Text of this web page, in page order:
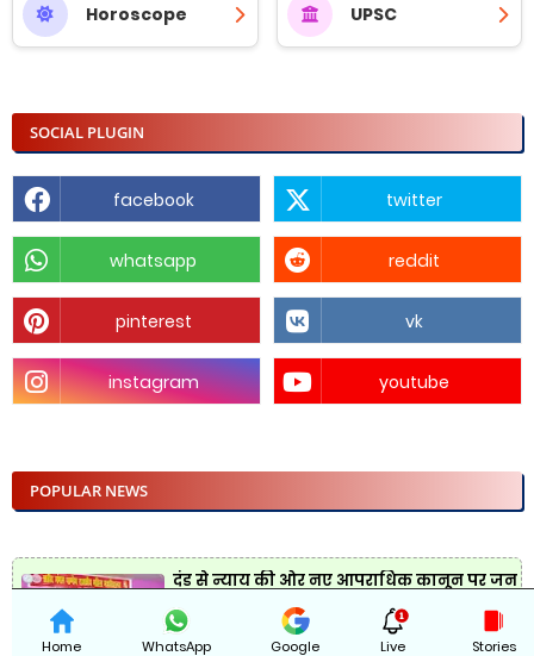
Home WhatsApp Google Live Stories
Horoscope UPSC
SOCIAL PLUGIN
facebook twitter
whatsapp reddit
pinterest vk
instagram youtube
POPULAR NEWS
दंड से न्याय की ओर नए आपराधिक कानून पर जन
जागरूकता कार्यक्रम संपन्न
11/01/2025 06:03:00 PM